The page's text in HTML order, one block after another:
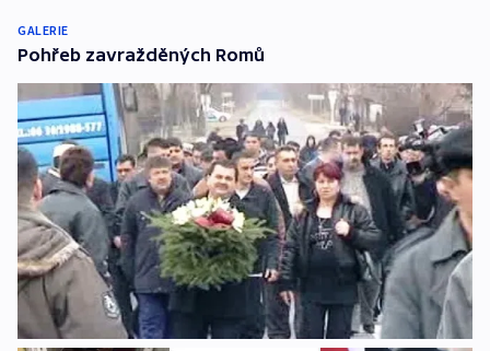
GALERIE
Pohřeb zavražděných Romů